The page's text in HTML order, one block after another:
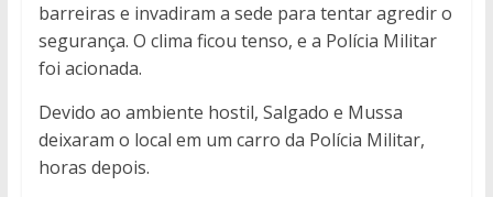
barreiras e invadiram a sede para tentar agredir o
segurança. O clima ficou tenso, e a Polícia Militar
foi acionada.
Devido ao ambiente hostil, Salgado e Mussa
deixaram o local em um carro da Polícia Militar,
horas depois.